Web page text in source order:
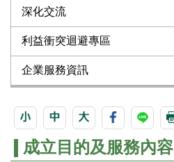
深化交流
利益衝突迴避專區
企業服務資訊
成立目的及服務內容